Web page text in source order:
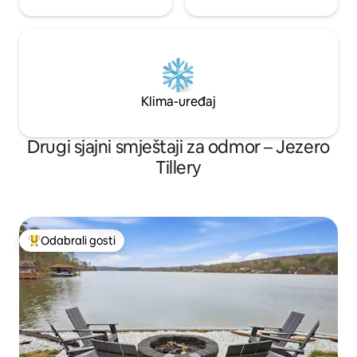
Klima-uređaj
Drugi sjajni smještaji za odmor – Jezero
Tillery
Među najviše rangiranima s oznakom „Odabrali gosti”
Odabrali gosti